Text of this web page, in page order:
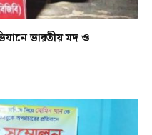
ভারতীয় মদ ও